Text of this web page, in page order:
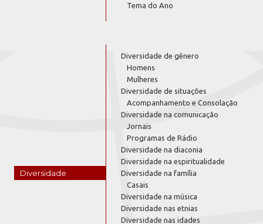
Tema do Ano
Diversidade
Diversidade de gênero
Homens
Mulheres
Diversidade de situações
Acompanhamento e Consolação
Diversidade na comunicação
Jornais
Programas de Rádio
Diversidade na diaconia
Diversidade na espiritualidade
Diversidade na família
Casais
Diversidade na música
Diversidade nas etnias
Diversidade nas idades